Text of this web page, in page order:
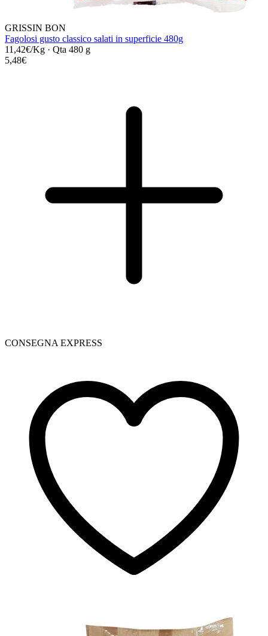
GRISSIN BON
Fagolosi gusto classico salati in superficie 480g
11,42€/Kg · Qta 480 g
5,48€
CONSEGNA EXPRESS